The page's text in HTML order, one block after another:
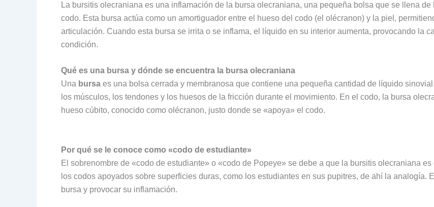
La bursitis olecraniana es una inflamación de la bursa olecraniana, una pequeña bolsa que se llena
codo. Esta bursa actúa como un amortiguador entre el hueso del codo (el olécranon) y la piel,
articulación. Cuando esta bursa se irrita o se inflama, el líquido en su interior aumenta, provocando la
condición.
Qué es una bursa y dónde se encuentra la bursa olecraniana
Una bursa es una bolsa cerrada y membranosa que contiene una pequeña cantidad de líquido
los músculos, los tendones y los huesos de la fricción durante el movimiento. En el codo, la bursa
hueso cúbito, conocido como olécranon, justo donde se «apoya» el codo.
Por qué se le conoce como «codo de estudiante»
El sobrenombre de «codo de estudiante» o «codo de Popeye» se debe a que la bursitis olecraniana
los codos apoyados sobre superficies duras, como los estudiantes en sus pupitres, de ahí la analogía.
bursa y provocar su inflamación.